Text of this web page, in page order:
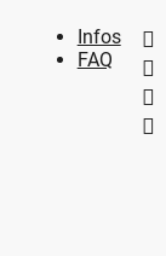
Infos
FAQ